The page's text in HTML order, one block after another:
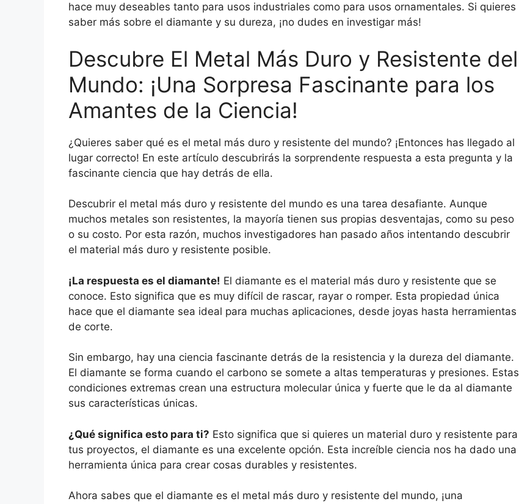
hace muy deseables tanto para usos industriales como para usos ornamentales. Si quieres
saber más sobre el diamante y su dureza, ¡no dudes en investigar más!
Descubre El Metal Más Duro y Resistente del
Mundo: ¡Una Sorpresa Fascinante para los
Amantes de la Ciencia!
¿Quieres saber qué es el metal más duro y resistente del mundo? ¡Entonces has llegado al
lugar correcto! En este artículo descubrirás la sorprendente respuesta a esta pregunta y la
fascinante ciencia que hay detrás de ella.
Descubrir el metal más duro y resistente del mundo es una tarea desafiante. Aunque
muchos metales son resistentes, la mayoría tienen sus propias desventajas, como su peso
o su costo. Por esta razón, muchos investigadores han pasado años intentando descubrir
el material más duro y resistente posible.
¡La respuesta es el diamante! El diamante es el material más duro y resistente que se
conoce. Esto significa que es muy difícil de rascar, rayar o romper. Esta propiedad única
hace que el diamante sea ideal para muchas aplicaciones, desde joyas hasta herramientas
de corte.
Sin embargo, hay una ciencia fascinante detrás de la resistencia y la dureza del diamante.
El diamante se forma cuando el carbono se somete a altas temperaturas y presiones. Estas
condiciones extremas crean una estructura molecular única y fuerte que le da al diamante
sus características únicas.
¿Qué significa esto para ti? Esto significa que si quieres un material duro y resistente para
tus proyectos, el diamante es una excelente opción. Esta increíble ciencia nos ha dado una
herramienta única para crear cosas durables y resistentes.
Ahora sabes que el diamante es el metal más duro y resistente del mundo, ¡una